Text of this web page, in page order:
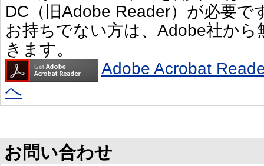
DC（旧Adobe Reader）が必要で
お持ちでない方は、Adobe社か
きます。
Adobe Acrobat
へ
お問い合わせ